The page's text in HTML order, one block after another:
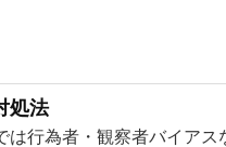
処法
は行為者・観察者バイアス